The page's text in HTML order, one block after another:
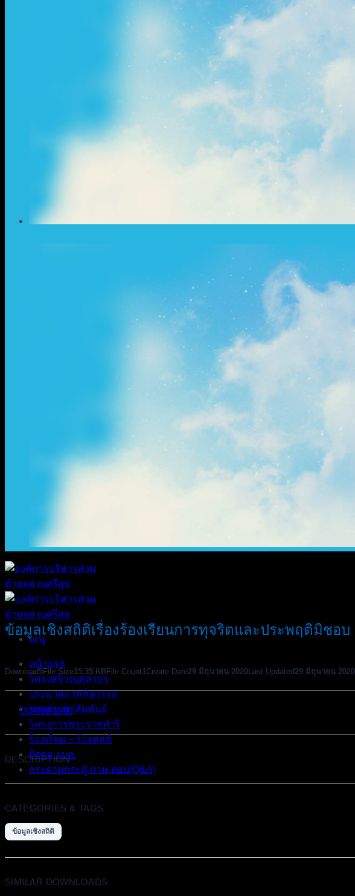
เมนู
หน้าแรก
โครงสร้างบุคลากร
ประมวลภาพกิจกรรม
ข่าวประชาสัมพันธ์
โครงการพระราชดำริ
ร้องเรียน – ร้องทุกข์
ติดต่อ อบต.
กระดานกระทู้ ถาม-ตอบ(Q&A)
ข้อมูลเชิงสถิติเรื่องร้องเรียนการทุจริตและประพฤติมิชอ
Download 5File Size15.35 KBFile Count1 Create Date29 มิถุนายน 2020 Last Updated29 มิถุนายน 2020
DOWNLOAD
DESCRIPTION
CATEGORIES & TAGS
ข้อมูลเชิงสถิติ
SIMILAR DOWNLOADS